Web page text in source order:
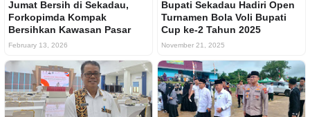
Jumat Bersih di Sekadau,
Forkopimda Kompak
Bersihkan Kawasan Pasar
February 13, 2026
Bupati Sekadau Hadiri Open
Turnamen Bola Voli Bupati
Cup ke-2 Tahun 2025
November 21, 2025